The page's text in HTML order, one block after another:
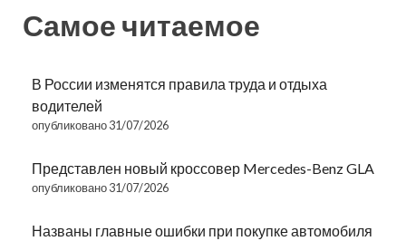
Самое читаемое
В России изменятся правила труда и отдыха
водителей
опубликовано 31/07/2026
Представлен новый кроссовер Mercedes-Benz GLA
опубликовано 31/07/2026
Названы главные ошибки при покупке автомобиля